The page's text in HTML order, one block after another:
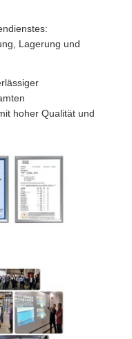
Lagerung und
hoher Qualität und